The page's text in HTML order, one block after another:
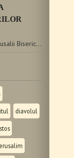
În Duminica a 6-a după Rusalii Biserica ne pune înainte textul…
diavolul